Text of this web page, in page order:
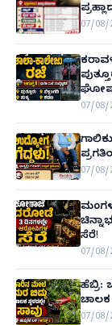
07/08/
07/08/
07/08/
ಸೆರೆ!
07/08/
ಹೆಬ್ರಿ:
ಚಾಲಕ
07/08/